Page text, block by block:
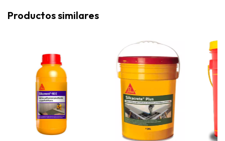
Productos similares